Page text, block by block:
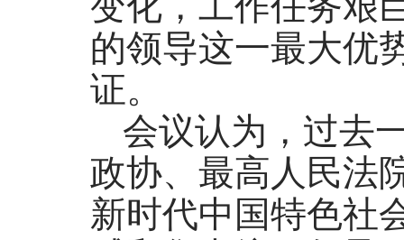
的领导这一最大优
证。
会议认为，过去
政协、最高人民法
新时代中国特色社